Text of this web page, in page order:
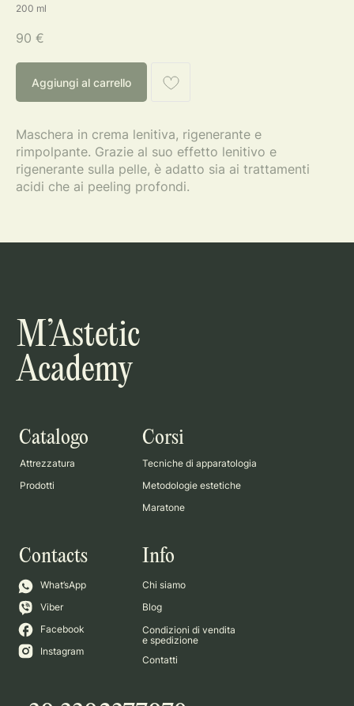
200 ml
90 €
Aggiungi al carrello
Maschera in crema lenitiva, rigenerante e
rimpolpante. Grazie al suo effetto lenitivo e
rigenerante sulla pelle, è adatto sia ai trattamenti
acidi che ai peeling profondi.
M’Astetic
Academy
Catalogo
Info
Contacts
Corsi
Attrezzatura Tecniche di apparatologia
Maratone
Prodotti Metodologie estetiche
Chi siamo
Condizioni di vendita
e spedizione
Contatti
Blog
What’sApp
Facebook
Instagram
Viber